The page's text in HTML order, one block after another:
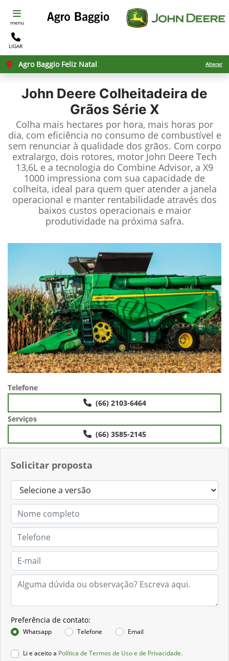
menu
LIGAR
Agro Baggio Feliz Natal Alterar
John Deere Colheitadeira de
Grãos Série X
Colha mais hectares por hora, mais horas por
dia, com eficiência no consumo de combustível e
sem renunciar à qualidade dos grãos. Com corpo
extralargo, dois rotores, motor John Deere Tech
13,6L e a tecnologia do Combine Advisor, a X9
1000 impressiona com sua capacidade de
colheita, ideal para quem quer atender a janela
operacional e manter rentabilidade através dos
baixos custos operacionais e maior
produtividade na próxima safra.
Solicitar proposta
Preferência de contato:
Whatsapp Telefone Email
Li e aceito a Política de Termos de Uso e de Privacidade.
Anterior
Telefone
(66) 2103-6464
Serviços
(66) 3585-2145